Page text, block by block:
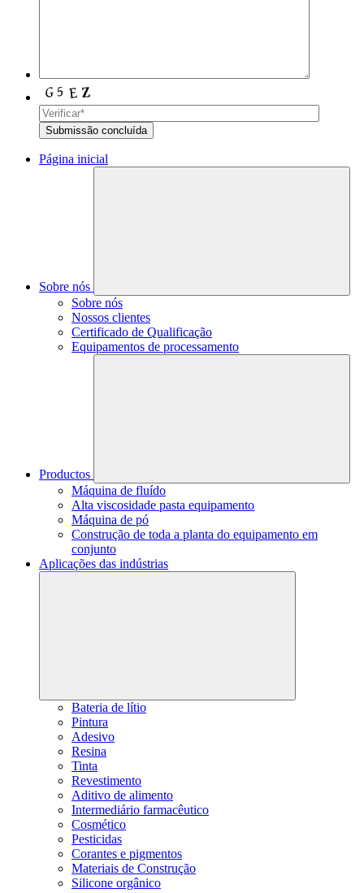
Página inicial
Sobre nós
Sobre nós
Nossos clientes
Certificado de Qualificação
Equipamentos de processamento
Productos
Máquina de fluído
Alta viscosidade pasta equipamento
Máquina de pó
Construção de toda a planta do equipamento em
conjunto
Aplicações das indústrias
Bateria de lítio
Pintura
Adesivo
Resina
Tinta
Revestimento
Aditivo de alimento
Intermediário farmacêutico
Cosmético
Pesticidas
Corantes e pigmentos
Materiais de Construção
Silicone orgânico